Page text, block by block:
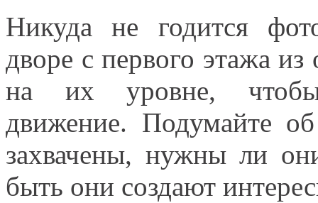
Никуда не годится
дворе с первого этажа
на их уровне,
движение. Подумайте
захвачены, нужны ли
быть они создают